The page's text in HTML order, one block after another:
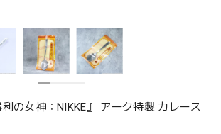
利の女神：NIKKE』 アーク特製 カレース